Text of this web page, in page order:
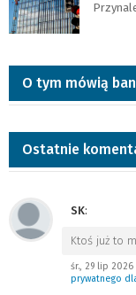
O tym mówią
Ostatnie
SK:
Ktoś już to
śr., 29 lip 2026
prywatnego